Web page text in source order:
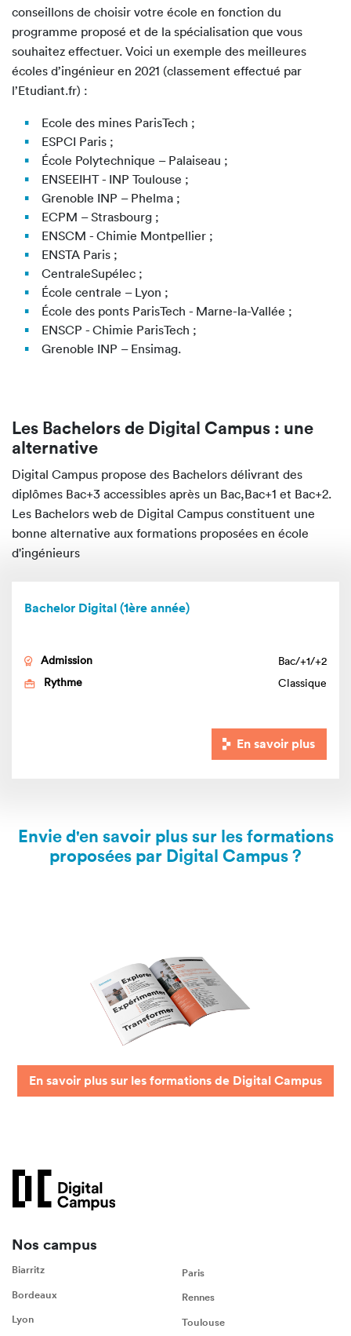
conseillons de choisir votre école en fonction du
programme proposé et de la spécialisation que vous
souhaitez effectuer. Voici un exemple des meilleures
écoles d’ingénieur en 2021 (classement effectué par
l’Etudiant.fr) :
Ecole des mines ParisTech ;
ESPCI Paris ;
École Polytechnique – Palaiseau ;
ENSEEIHT - INP Toulouse ;
Grenoble INP – Phelma ;
ECPM – Strasbourg ;
ENSCM - Chimie Montpellier ;
ENSTA Paris ;
CentraleSupélec ;
École centrale – Lyon ;
École des ponts ParisTech - Marne-la-Vallée ;
ENSCP - Chimie ParisTech ;
Grenoble INP – Ensimag.
Les Bachelors de Digital Campus : une
alternative
Digital Campus propose des Bachelors délivrant des
diplômes Bac+3 accessibles après un Bac,Bac+1 et Bac+2.
Les Bachelors web de Digital Campus constituent une
bonne alternative aux formations proposées en école
d'ingénieurs
Bachelor Digital (1ère année)
Admission
Bac/+1/+2
Rythme
Classique
En savoir plus
Envie d'en savoir plus sur les formations
proposées par Digital Campus ?
En savoir plus sur les formations de Digital Campus
Nos campus
Biarritz
Bordeaux
Lyon
Paris
Rennes
Toulouse